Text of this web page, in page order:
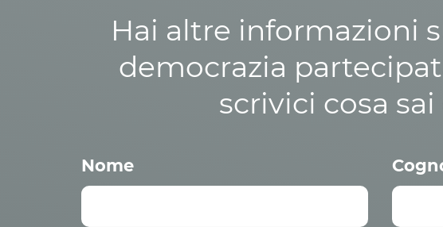
Hai altre informazioni
democrazia
scrivici cosa
Nome